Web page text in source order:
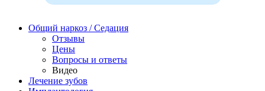
Общий наркоз / Седация
Отзывы
Цены
Вопросы и ответы
Видео
Лечение зубов